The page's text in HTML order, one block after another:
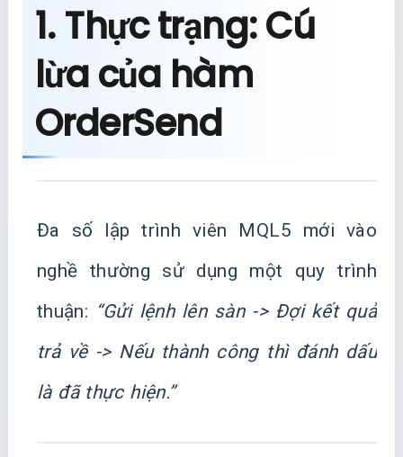
1. Thực trạng: Cú
lừa của hàm
OrderSend
Đa số lập trình viên MQL5 mới vào
nghề thường sử dụng một quy trình
thuận: “Gửi lệnh lên sàn -> Đợi kết quả
trả về -> Nếu thành công thì đánh dấu
là đã thực hiện.”